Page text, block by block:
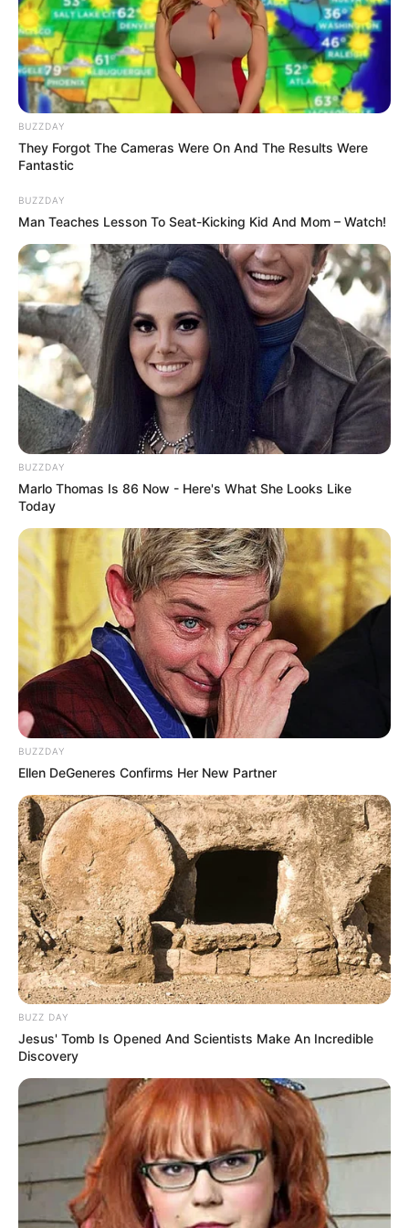
Fail! 10 Potret Makanan Gagal
Dimasak yang Bikin Kamu
Nggak Selera
10 Pose Manekin Anti
Mainstream yang Konyol
Banget
8 Kata Lucu Seputar Malam
Minggu ala Jomblo yang Bikin
Ngenes
10 Desain Kanopi Tempat
Tidur, Serasa Beristirahat di
Kamar Raja
Tampil Lebih Modern, 7 Potret
Hasil Renovasi Rumah Berusia
90 Tahun
BUZZDAY
They Forgot The Cameras Were On And The Results Were
Fantastic
BUZZDAY
Man Teaches Lesson To Seat-Kicking Kid And Mom – Watch!
BUZZDAY
Marlo Thomas Is 86 Now - Here's What She Looks Like
Today
BUZZDAY
Ellen DeGeneres Confirms Her New Partner
BUZZ DAY
Jesus' Tomb Is Opened And Scientists Make An Incredible
Discovery